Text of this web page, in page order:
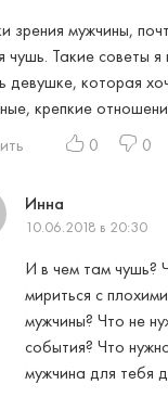
зрения мужчины,
чушь. Такие советы я
девушке, которая
крепкие
0 0
Инна
10.06.2018 в 20:30
И в чем там чушь?
мириться с
мужчины? Что не
события? Что
мужчина для тебя